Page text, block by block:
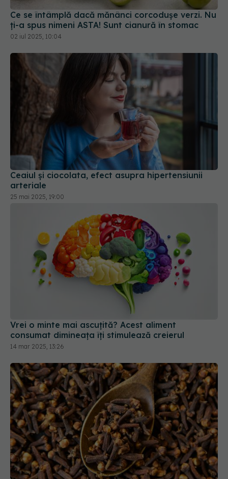
Ce se întâmplă dacă mănânci corcodușe verzi. Nu
ți-a spus nimeni ASTA! Sunt cianură în stomac
02 iul 2025, 10:04
Ceaiul și ciocolata, efect asupra hipertensiunii
arteriale
25 mai 2025, 19:00
Vrei o minte mai ascuțită? Acest aliment
consumat dimineața îți stimulează creierul
14 mar 2025, 13:26